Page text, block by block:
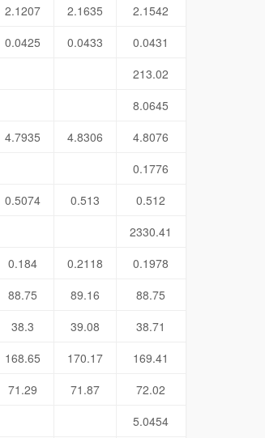
2.1207 2.1635
2.1542
0.0425 0.0433
0.0431
213.02
8.0645
4.7935 4.8306
4.8076
0.1776
0.5074 0.513
0.512
2330.41
0.184 0.2118
0.1978
88.75 89.16
88.75
38.3 39.08
38.71
168.65 170.17
169.41
71.29 71.87
72.02
5.0454